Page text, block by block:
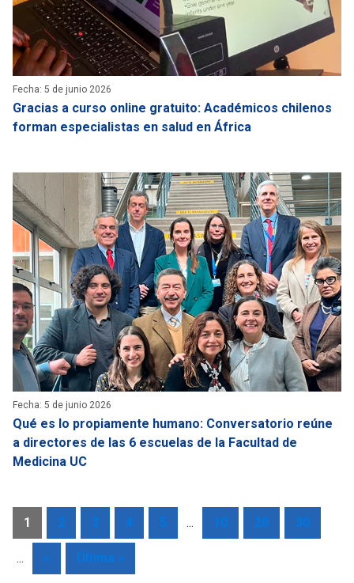
Fecha: 5 de junio 2026
Gracias a curso online gratuito: Académicos chilenos
forman especialistas en salud en África
Fecha: 5 de junio 2026
Qué es lo propiamente humano: Conversatorio reúne
a directores de las 6 escuelas de la Facultad de
Medicina UC
1 2 3 4 5 ... 10 20 30
... » Última »